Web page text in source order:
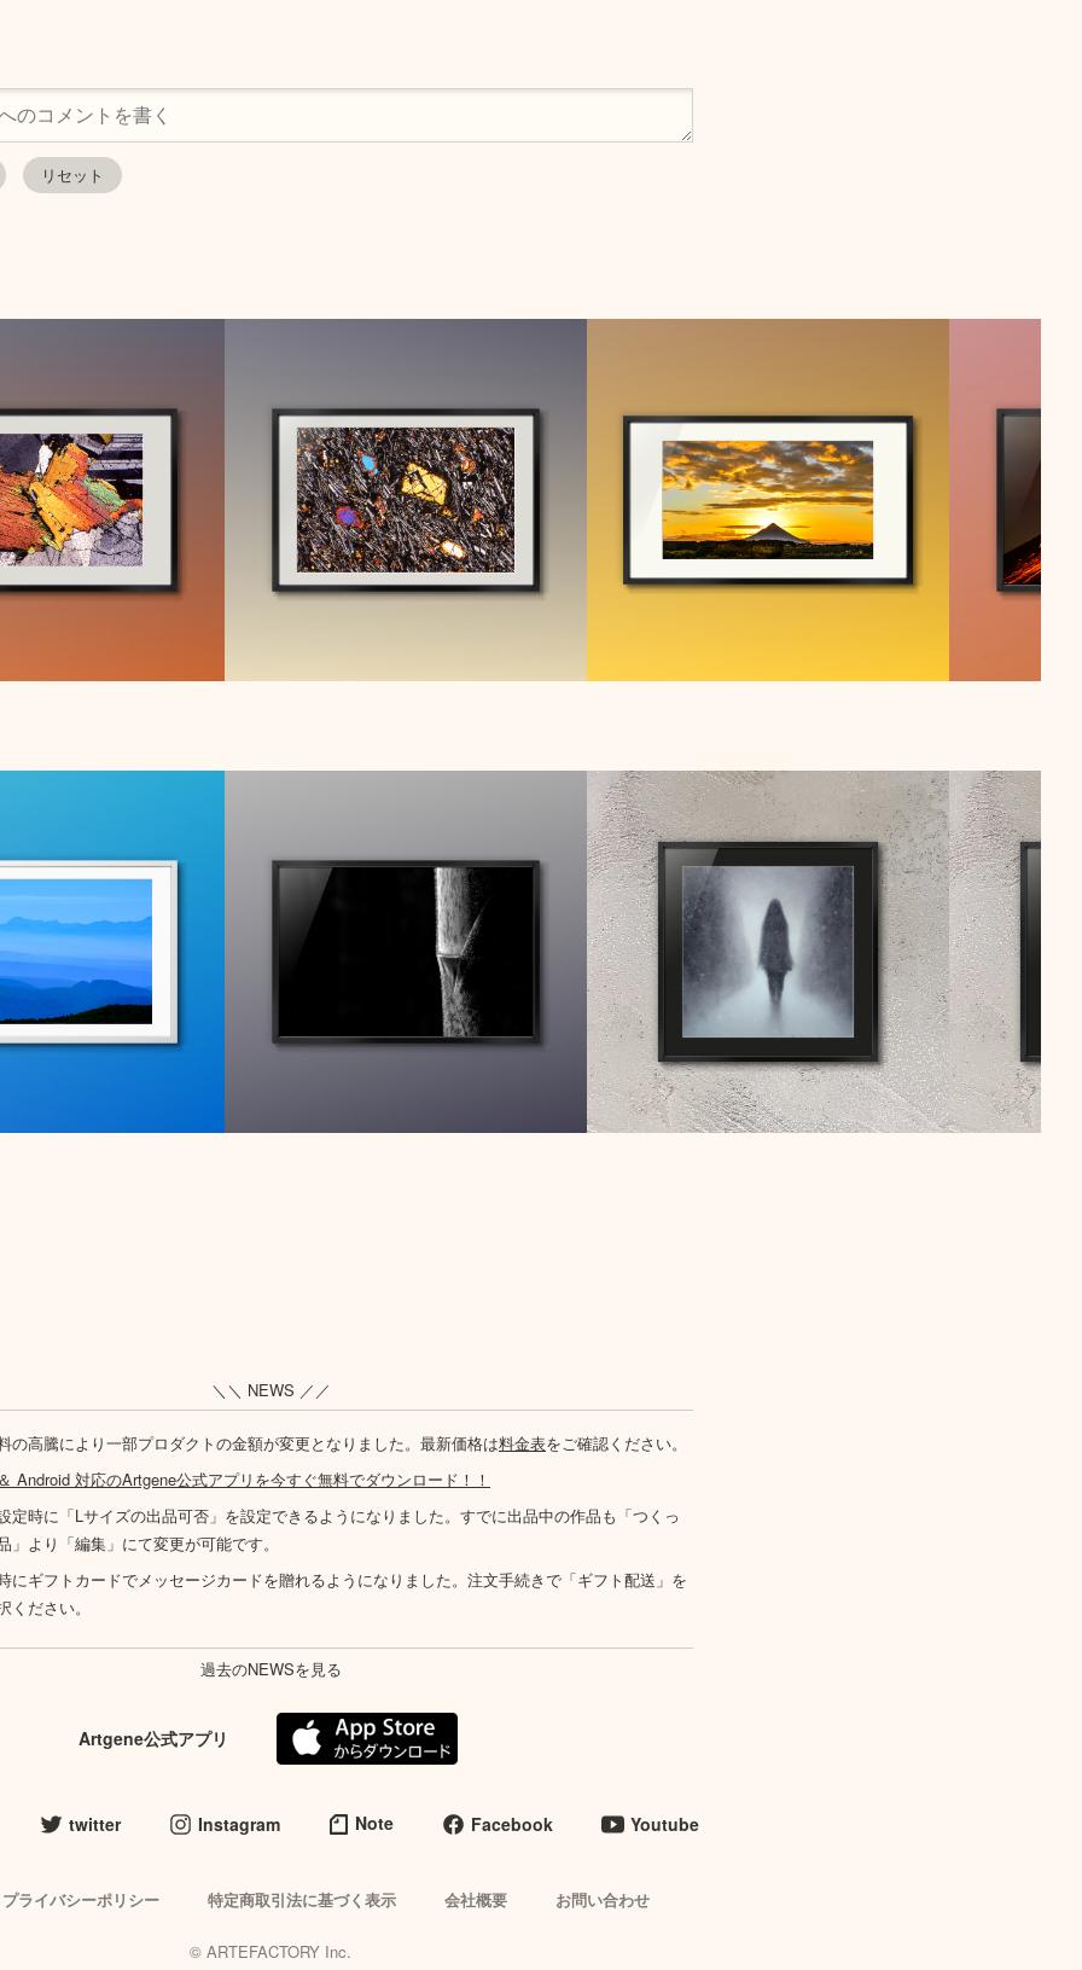
＼＼ NEWS ／／
の高騰により一部プロダクトの金額が変更となりました。最新価格は料金表をご確認ください。
Android 対応のArtgene公式アプリを今すぐ無料でダウンロード！！
定時に「Lサイズの出品可否」を設定できるようになりました。すでに出品中の作品も「つくっ
」より「編集」にて変更が可能です。
にギフトカードでメッセージカードを贈れるようになりました。注文手続きで「ギフト配送」を
ください。
過去のNEWSを見る
Artgene公式アプリ
twitter Instagram Note Facebook Youtube
プライバシーポリシー 特定商取引法に基づく表示 会社概要 お問い合わせ
© ARTEFACTORY Inc.